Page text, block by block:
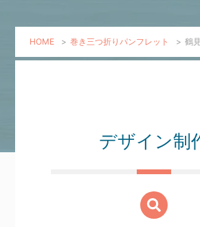
HOME > 巻き三つ折りパンフレット > 鶴
デザイン制